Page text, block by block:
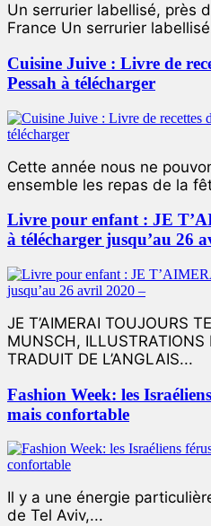
Un serrurier labellisé, près
France Un serrurier
Cuisine Juive : Livre de
Pessah à télécharger
Cette année nous ne
ensemble les repas de la
Livre pour enfant : JE
à télécharger jusqu’au 26
JE T’AIMERAI TOUJOURS
MUNSCH, ILLUSTRATIONS
TRADUIT DE L’ANGLAIS...
Fashion Week: les
mais confortable
Il y a une énergie
de Tel Aviv,...